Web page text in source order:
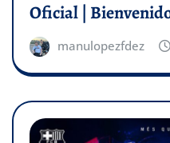
Oficial |
manulopezfdez